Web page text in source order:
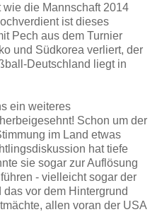
wie die Mannschaft 2014
ist dieses
Pech aus dem Turnier
und Südkorea verliert, der
Deutschland liegt in
ein weiteres
Schon um der
im Land etwas
hat tiefe
sie sogar zur Auflösung
- vielleicht sogar der
vor dem Hintergrund
allen voran der USA